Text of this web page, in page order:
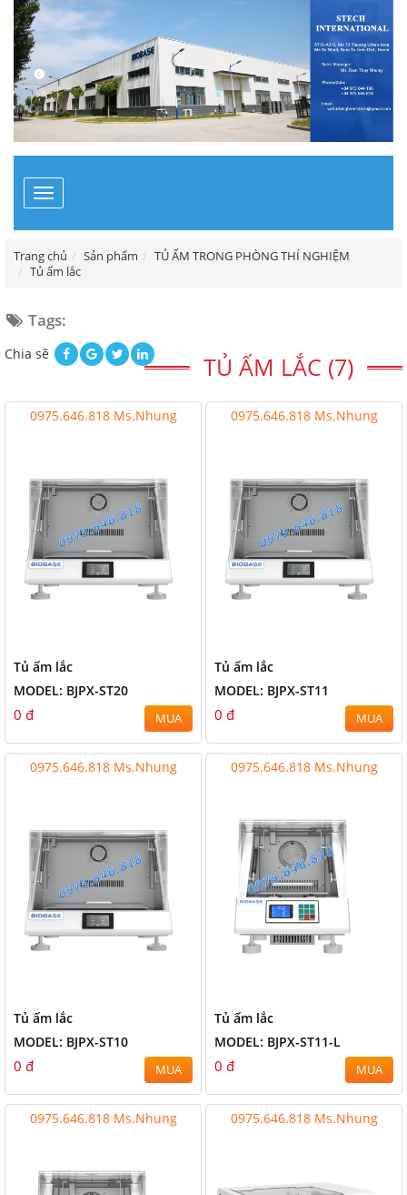
Toggle
navigation
Trang chủ Sản phẩm
TỦ ẤM TRONG PHÒNG THÍ NGHIỆM
Tủ ấm lắc
Tags:
TỦ ẤM LẮC (7)
Chia sẽ
0975.646.818 Ms.Nhung
Tủ ấm lắc
MODEL: BJPX-ST20
0 đ MUA
0975.646.818 Ms.Nhung
Tủ ấm lắc
MODEL: BJPX-ST11
0 đ MUA
0975.646.818 Ms.Nhung
Tủ ấm lắc
MODEL: BJPX-ST10
0 đ MUA
0975.646.818 Ms.Nhung
Tủ ấm lắc
MODEL: BJPX-ST11-L
0 đ MUA
0975.646.818 Ms.Nhung 0975.646.818 Ms.Nhung